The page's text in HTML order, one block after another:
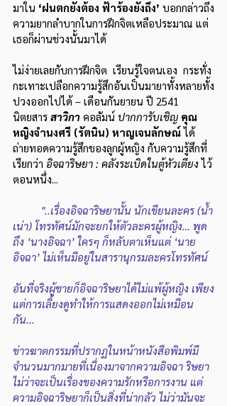
มาใน ‘ฝนตกยังต้อง ฟ้าร้องยังถึง’ บอกกล่าวถึง
ความยากลำบากในการฝึกจิตเหลือประมาณ แต่
เธอก็ผ่านช่วงนั้นมาได้
ไม่ง่ายเลยกับการฝึกจิต  เรียนรู้ใจตนเอง  กระทั่ง
กะเทาะเปลือกความรู้สึกอันเป็นมายาทั้งหลายทั้ง
ปวงออกไปได้ – เดือนกันยายน ปี 2541
นิตยสาร สาวิกา คอลัมน์ ปากการับเชิญ คุณ
หญิงจำนงศรี (รัตนิน) หาญเจนลักษณ์ ได้
ถ่ายทอดความรู้สึกของลูกผู้หญิง กับความรู้สึกที่
เรียกว่า อิจฉาริษยา : คลังระเบิดในตู้หัวเตียง ไว้
ตอนหนึ่ง...
เน่า) โทรทัศน์มักจะยกให้ตัวละครผู้หญิง… พูด
ถึง ‘นางอิจฉา’ ใครๆ ก็หลับตาเห็นแต่ ‘นาย
อิจฉา’ ไม่เห็นมีอยู่ในสารานุกรมละครโทรทัศน์
อันที่จริงผู้ชายก็อิจฉาริษยาได้ไม่แพ้ผู้หญิง เพียง
แต่การเลี้ยงดูทำให้การแสดงออกไม่เหมือน
กัน...
ข่าวฆาตกรรมที่ปรากฏในหน้าหนังสือพิมพ์มี
จำนวนมากมายที่เนื่องมาจากความอิจฉา ริษยา
ไม่ว่าจะเป็นเรื่องของความรักหรือการงาน แต่
ความอิจฉาริษยาก็เป็นสิ่งที่น่ากลัว ไม่ว่ามันจะ